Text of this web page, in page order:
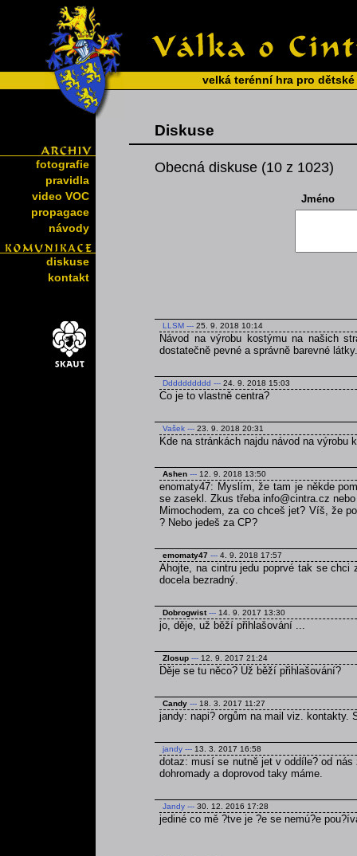
velká terénní hra pro
fotografie
pravidla
video VOC
propagace
návody
diskuse
kontakt
Diskuse
Obecná diskuse (10 z 1023)
Jméno
LLSM --- 25. 9. 2018 10:14
Návod na výrobu kostýmu na našich
dostatečně pevné a správně barevné látky.
Dddddddddd --- 24. 9. 2018 15:03
Co je to vlastně centra?
Vašek --- 23. 9. 2018 20:31
Kde na stránkách najdu návod na výrobu
Ashen --- 12. 9. 2018 13:50
enomaty47: Myslím, že tam je někde
se zasekl. Zkus třeba info@cintra.cz
Mimochodem, za co chceš jet? Víš, že
? Nebo jedeš za CP?
emomaty47 --- 4. 9. 2018 17:57
Ahojte, na cintru jedu poprvé tak se chci
docela bezradný.
Dobrogwist --- 14. 9. 2017 13:30
jo, děje, už běží přihlašování ...
Zlosup --- 12. 9. 2017 21:24
Děje se tu něco? Už běží přihlašování?
Candy --- 18. 3. 2017 11:27
jandy: napi? orgům na mail viz. kontakty.
jandy --- 13. 3. 2017 16:58
dotaz: musí se nutně jet v oddíle? od
dohromady a doprovod taky máme.
Jandy --- 30. 12. 2016 17:28
jediné co mě ?tve je ?e se nemú?e